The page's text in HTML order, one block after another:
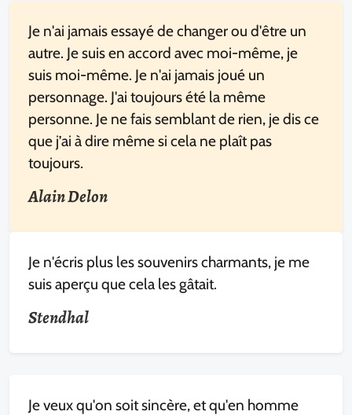
Je n'ai jamais essayé de changer ou d'être un
autre. Je suis en accord avec moi-même, je
suis moi-même. Je n'ai jamais joué un
personnage. J'ai toujours été la même
personne. Je ne fais semblant de rien, je dis ce
que j’ai à dire même si cela ne plaît pas
toujours.
Alain Delon
Je n'écris plus les souvenirs charmants, je me
suis aperçu que cela les gâtait.
Stendhal
Je veux qu'on soit sincère, et qu'en homme